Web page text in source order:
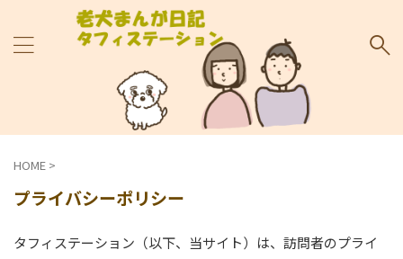
HOME >
プライバシーポリシー
タフィステーション（以下、当サイト）は、訪問者のプライ